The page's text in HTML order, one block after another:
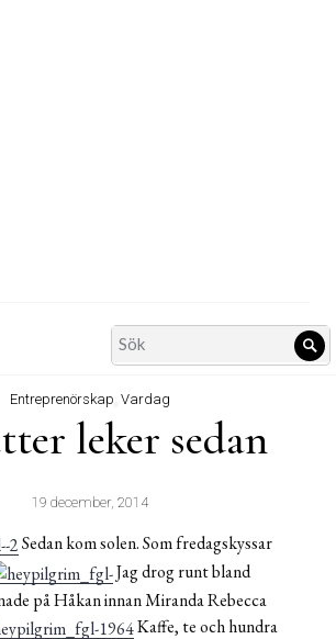
Search
for:
Entreprenörskap Vardag
leker sedan
19 december, 2014
Sedan kom solen. Som fredagskyssar
Jag drog runt bland
på Håkan innan Miranda Rebecca
Kaffe, te och hundra